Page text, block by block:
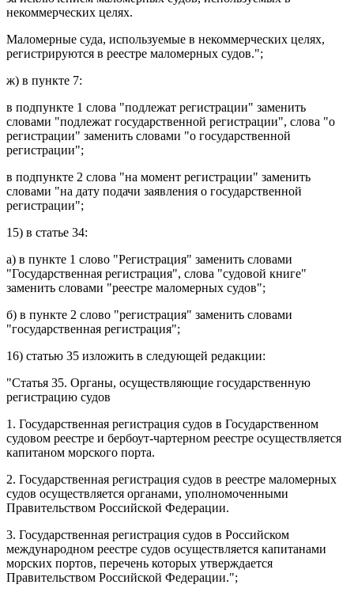
некоммерческих целях.
Маломерные суда, используемые в некоммерческих целях,
регистрируются в реестре маломерных судов.";
ж) в пункте 7:
в подпункте 1 слова "подлежат регистрации" заменить
словами "подлежат государственной регистрации", слова "о
регистрации" заменить словами "о государственной
регистрации";
в подпункте 2 слова "на момент регистрации" заменить
словами "на дату подачи заявления о государственной
регистрации";
15) в статье 34:
а) в пункте 1 слово "Регистрация" заменить словами
"Государственная регистрация", слова "судовой книге"
заменить словами "реестре маломерных судов";
б) в пункте 2 слово "регистрация" заменить словами
"государственная регистрация";
16) статью 35 изложить в следующей редакции:
"Статья 35. Органы, осуществляющие государственную
регистрацию судов
1. Государственная регистрация судов в Государственном
судовом реестре и бербоут-чартерном реестре осуществляется
капитаном морского порта.
2. Государственная регистрация судов в реестре маломерных
судов осуществляется органами, уполномоченными
Правительством Российской Федерации.
3. Государственная регистрация судов в Российском
международном реестре судов осуществляется капитанами
морских портов, перечень которых утверждается
Правительством Российской Федерации.";